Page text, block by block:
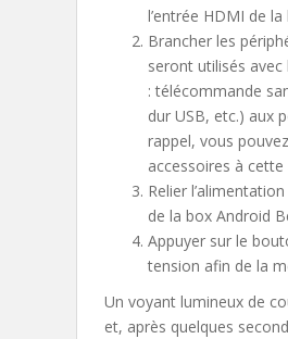
l’entrée HDMI de
Brancher les
seront utilisés
: télécommande
dur USB, etc.) aux
rappel, vous
accessoires à cette
Relier
de la box Android
Appuyer sur le
tension afin de la
Un voyant lumineux de
et, après quelques